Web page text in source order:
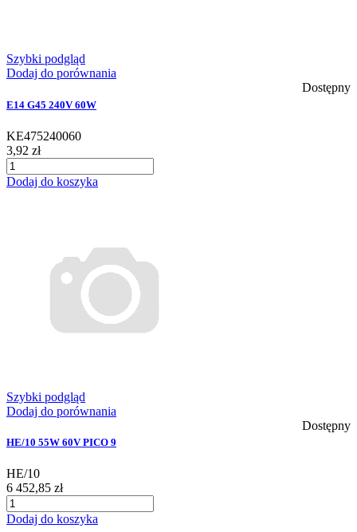
Szybki podgląd
Dodaj do porównania
Dostępny
E14 G45 240V 60W
KE475240060
3,92 zł
Dodaj do koszyka
Szybki podgląd
Dodaj do porównania
Dostępny
HE/10 55W 60V PICO 9
HE/10
6 452,85 zł
Dodaj do koszyka